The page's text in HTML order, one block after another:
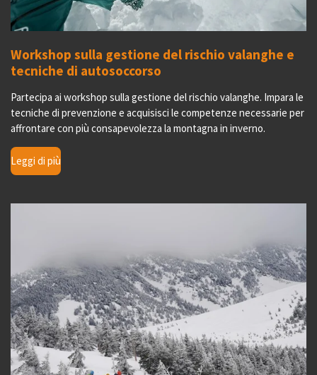
Workshop sulla gestione del rischio valanghe e
tecniche di autosoccorso
Partecipa ai workshop sulla gestione del rischio valanghe. Impara le
tecniche di prevenzione e acquisisci le competenze necessarie per
affrontare con più consapevolezza la montagna in inverno.
Leggi di più